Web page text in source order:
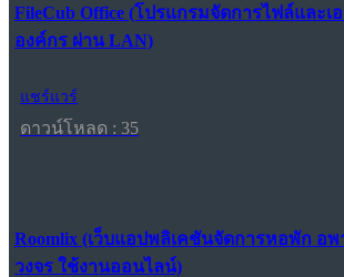
FileCub Office (โปรแกรมจัดการไฟล์และเ
องค์กร ผ่าน LAN)
แชร์แวร์
ดาวน์โหลด : 35
Roomlix (เว็บแอปพลิเคชันจัดการหอพัก อ
วงจร ใช้งานออนไลน์)